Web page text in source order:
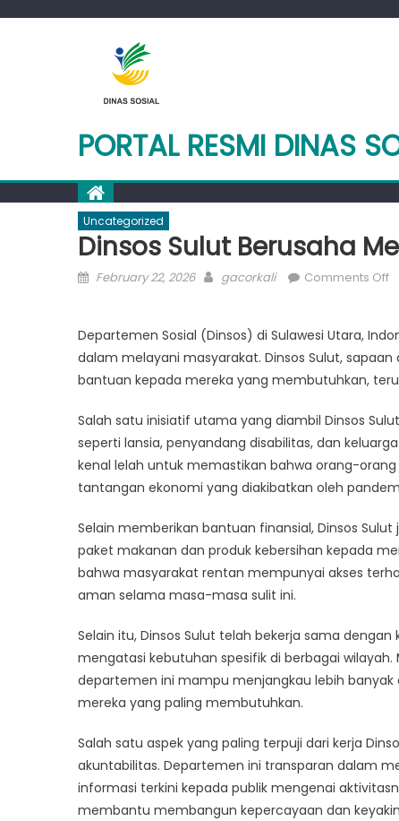
PORTAL RESMI DINAS
Uncategorized
Dinsos Sulut Berusaha
Posted
February 22, 2026 Author
gacorkali Comments Offon
Departemen Sosial (Dinsos) di Sulawesi Utara,
dalam melayani masyarakat. Dinsos Sulut,
bantuan kepada mereka yang membutuhkan,
Salah satu inisiatif utama yang diambil Dinsos
seperti lansia, penyandang disabilitas, dan
kenal lelah untuk memastikan bahwa orang-
tantangan ekonomi yang diakibatkan oleh
Selain memberikan bantuan finansial, Dinsos
paket makanan dan produk kebersihan kepada
bahwa masyarakat rentan mempunyai akses
aman selama masa-masa sulit ini.
Selain itu, Dinsos Sulut telah bekerja sama
mengatasi kebutuhan spesifik di berbagai
departemen ini mampu menjangkau lebih
mereka yang paling membutuhkan.
Salah satu aspek yang paling terpuji dari kerja
akuntabilitas. Departemen ini transparan dalam
informasi terkini kepada publik mengenai
membantu membangun kepercayaan dan